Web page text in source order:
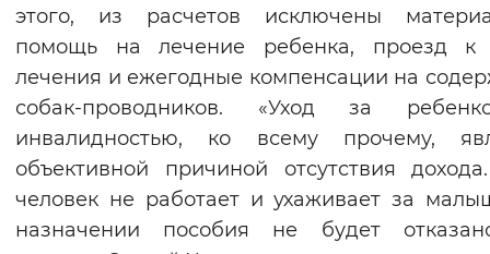
этого, из расчетов исключены
помощь на лечение ребенка, проезд к
лечения и ежегодные компенсации на
собак-проводников. «Уход за
инвалидностью, ко всему прочему,
объективной причиной отсутствия
человек не работает и ухаживает за
назначении пособия не будет